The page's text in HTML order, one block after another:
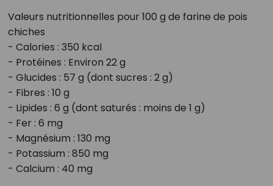
Valeurs nutritionnelles pour 100 g de farine de pois
chiches
- Calories : 350 kcal
- Protéines : Environ 22 g
- Glucides : 57 g (dont sucres : 2 g)
- Fibres : 10 g
- Lipides : 6 g (dont saturés : moins de 1 g)
- Fer : 6 mg
- Magnésium : 130 mg
- Potassium : 850 mg
- Calcium : 40 mg